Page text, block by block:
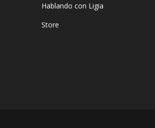
Hablando con Ligia
Store